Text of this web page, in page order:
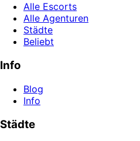
Alle Escorts
Alle Agenturen
Städte
Beliebt
Info
Blog
Info
Städte